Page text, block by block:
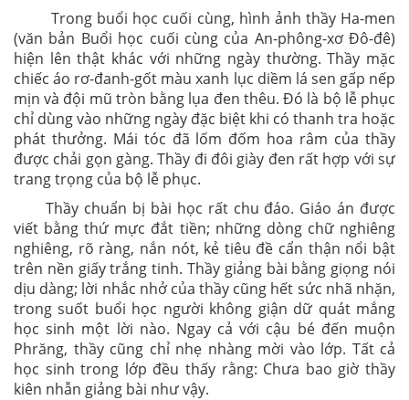
Trong buổi học cuối cùng, hình ảnh thầy Ha-men
(văn bản Buổi học cuối cùng của An-phông-xơ Đô-đê)
hiện lên thật khác với những ngày thường. Thầy mặc
chiếc áo rơ-đanh-gốt màu xanh lục diềm lá sen gấp nếp
mịn và đội mũ tròn bằng lụa đen thêu. Đó là bộ lễ phục
chỉ dùng vào những ngày đặc biệt khi có thanh tra hoặc
phát thưởng. Mái tóc đã lốm đốm hoa râm của thầy
được chải gọn gàng. Thầy đi đôi giày đen rất hợp với sự
trang trọng của bộ lễ phục.
Thầy chuẩn bị bài học rất chu đáo. Giáo án được
viết bằng thứ mực đắt tiền; những dòng chữ nghiêng
nghiêng, rõ ràng, nắn nót, kẻ tiêu đề cẩn thận nổi bật
trên nền giấy trắng tinh. Thầy giảng bài bằng giọng nói
dịu dàng; lời nhắc nhở của thầy cũng hết sức nhã nhặn,
trong suốt buổi học người không giận dữ quát mắng
học sinh một lời nào. Ngay cả với cậu bé đến muộn
Phrăng, thầy cũng chỉ nhẹ nhàng mời vào lớp. Tất cả
học sinh trong lớp đều thấy rằng: Chưa bao giờ thầy
kiên nhẫn giảng bài như vậy.